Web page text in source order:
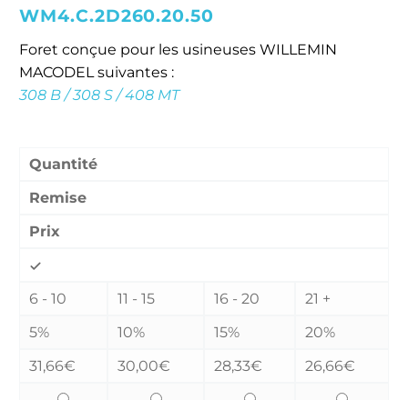
WM4.C.2D260.20.50
Foret conçue pour les usineuses WILLEMIN
MACODEL suivantes :
308 B / 308 S / 408 MT
Quantité
Remise
Prix
6 - 10 11 - 15 16 - 20
21 +
5%
10% 15%
20%
31,66€ 30,00€ 28,33€ 26,66€